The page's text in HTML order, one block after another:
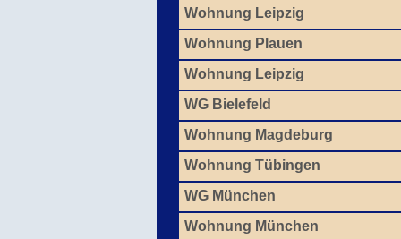
Wohnung Leipzig
Wohnung Plauen
Wohnung Leipzig
WG Bielefeld
Wohnung Magdeburg
Wohnung Tübingen
WG München
Wohnung München